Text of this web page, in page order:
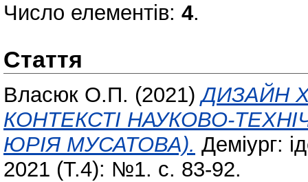
Число елементів: 4.
Стаття
Власюк О.П. (2021)ДИЗАЙН
КОНТЕКСТІ НАУКОВО-
ЮРІЯ МУСАТОВА). Деміург:
2021 (Т.4): №1. с. 83-92.